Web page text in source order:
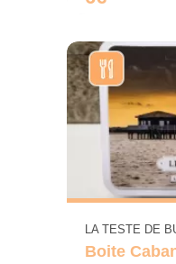
LA TESTE DE
Boite